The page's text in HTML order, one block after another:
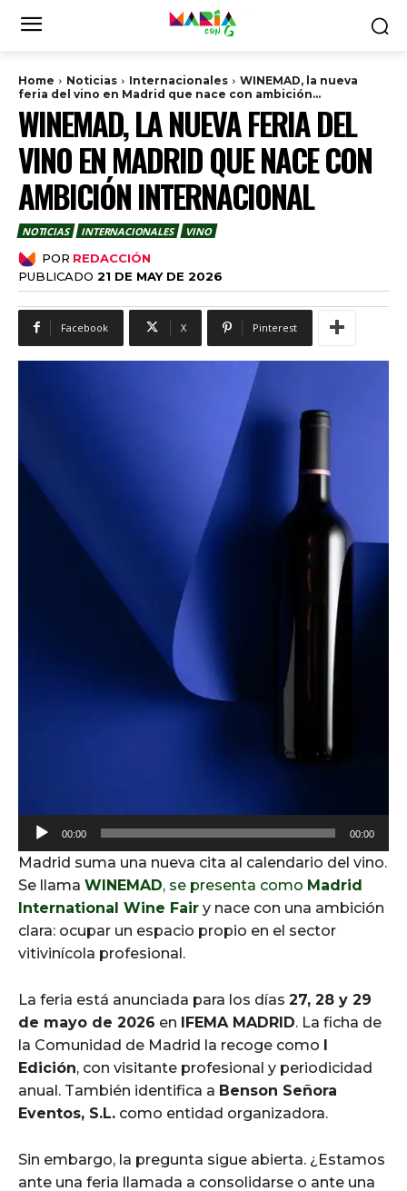
Home Noticias Internacionales
WINEMAD, la nueva
feria del vino en Madrid que nace con ambición...
WINEMAD, LA NUEVA FERIA DEL
VINO EN MADRID QUE NACE CON
AMBICIÓN INTERNACIONAL
NOTICIAS INTERNACIONALES VINO
POR REDACCIÓN
PUBLICADO 21 DE MAY DE 2026
Facebook X Pinterest
u
d
i
o
P
l
y
e
r
00:00 00:00
Madrid suma una nueva cita al calendario del vino.
Se llama WINEMAD, se presenta como Madrid
International Wine Fair y nace con una ambición
clara: ocupar un espacio propio en el sector
vitivinícola profesional.
La feria está anunciada para los días 27, 28 y 29
de mayo de 2026 en IFEMA MADRID. La ficha de
la Comunidad de Madrid la recoge como I
Edición, con visitante profesional y periodicidad
anual. También identifica a Benson Señora
Eventos, S.L. como entidad organizadora.
Sin embargo, la pregunta sigue abierta. ¿Estamos
ante una feria llamada a consolidarse o ante una